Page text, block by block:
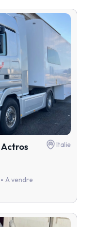
Actros
Italie
A vendre